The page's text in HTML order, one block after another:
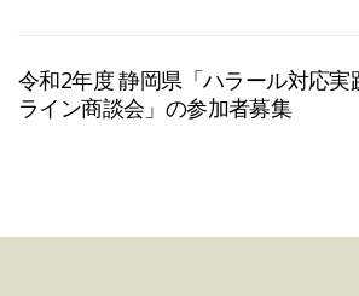
令和2年度 静岡県「ハラール対応
ライン商談会」の参加者募集